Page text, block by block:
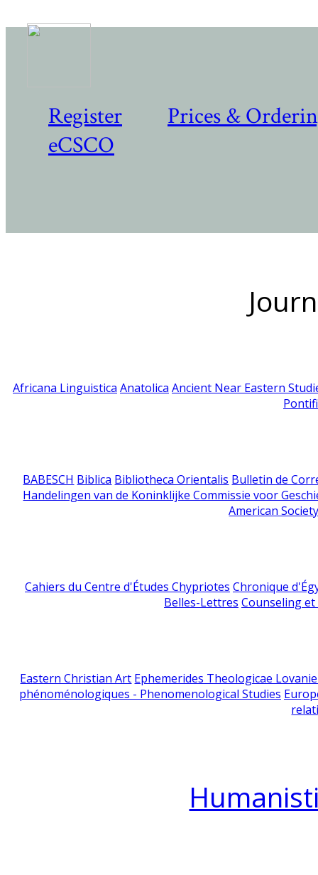
Register
Prices &
eCSCO
Africana Linguistica Anatolica Ancient Near Eastern
BABESCH Biblica Bibliotheca Orientalis Bulletin de
Handelingen van de Koninklijke Commissie voor
American
Cahiers du Centre d'Études Chypriotes Chronique
Belles-Lettres Counseling
Eastern Christian Art Ephemerides Theologicae
phénoménologiques - Phenomenological Studies